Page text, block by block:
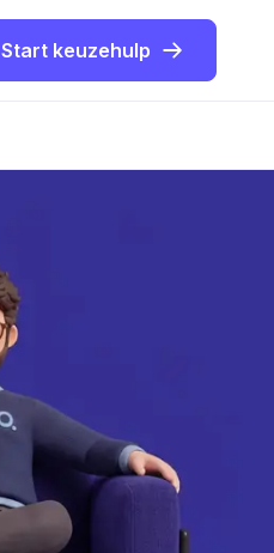
Start keuzehulp